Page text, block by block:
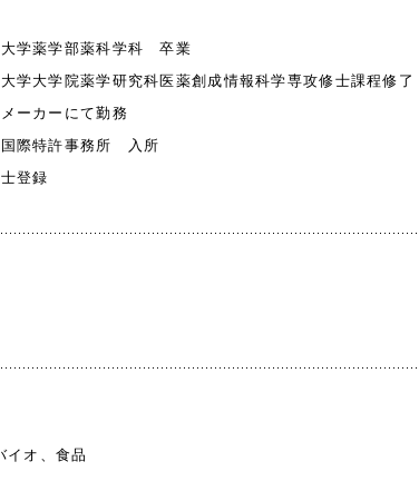
学薬学部薬科学科 卒業
学大学院薬学研究科医薬創成情報科学専攻修士課程修了
ーカーにて勤務
際特許事務所 入所
登録
イオ、食品